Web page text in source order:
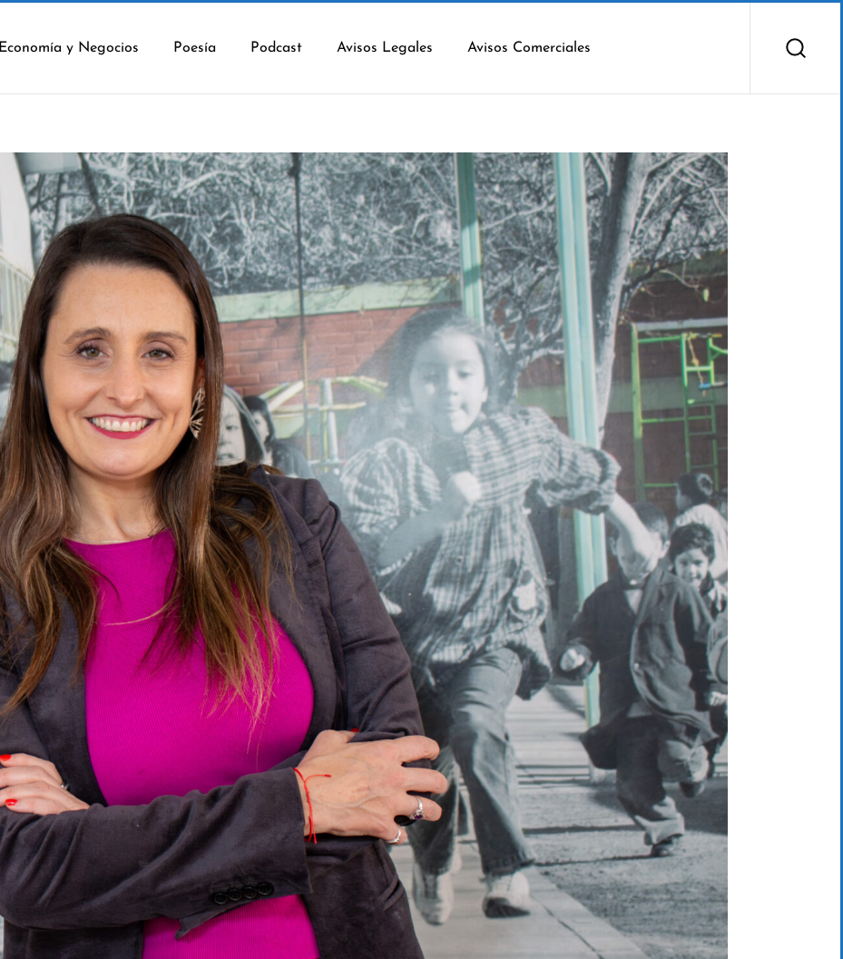
Economía y Negocios Poesía Podcast Avisos Legales Avisos Comerciales